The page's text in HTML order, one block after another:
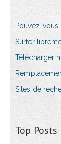
Pouvez-
Surfer
Télécharger
Sites de
Top Posts